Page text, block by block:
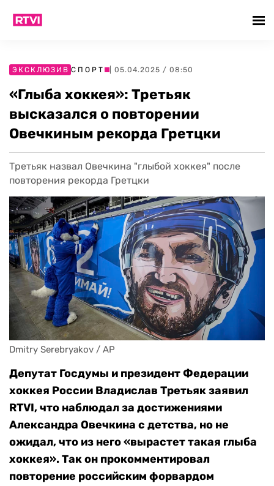
ЭКСКЛЮЗИВ СПОРТ | 05.04.2025 / 08:50
«Глыба хоккея»: Третьяк
высказался о повторении
Овечкиным рекорда Гретцки
Третьяк назвал Овечкина "глыбой хоккея" после
повторения рекорда Гретцки
Dmitry Serebryakov / AP
Депутат Госдумы и президент Федерации
хоккея России Владислав Третьяк заявил
RTVI, что наблюдал за достижениями
Александра Овечкина с детства, но не
ожидал, что из него «вырастет такая глыба
хоккея». Так он прокомментировал
повторение российским форвардом